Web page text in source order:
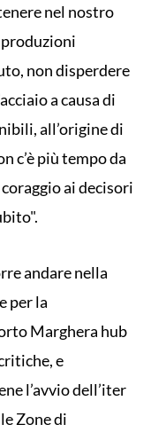
nel nostro
non disperdere
a causa di
all’origine di
c’è più tempo da
ai decisori
andare nella
per la
Marghera hub
e
l’avvio dell’iter
Zone di